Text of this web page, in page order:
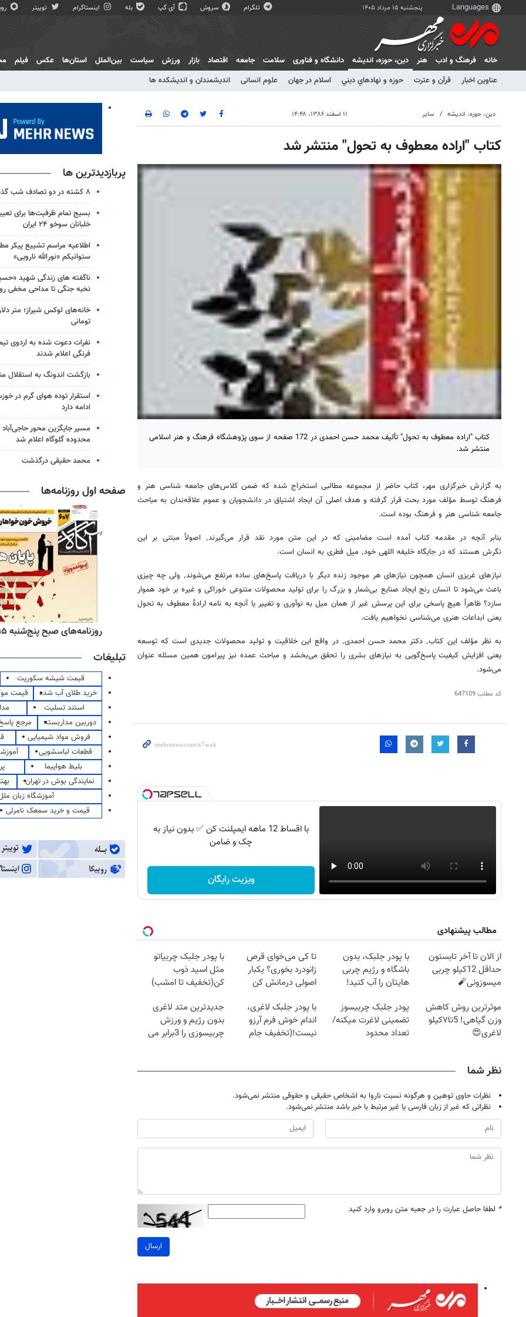
پنجشنبه ۱۵ مرداد ۱۴۰۵ تلگرام سروش آی گپ بله اینستاگرام توییتر
خانه فرهنگ و ادب هنر
دين، حوزه، انديشه
عناوین اخبار
قرآن و عترت حوزه و نهادهاي ديني اسلام در جهان علوم انسانی اندیشمندان و اندیشکده ها
دانشگاه و فناوری سلامت جامعه اقتصاد بازار ورزش سیاست بین‌الملل استان‌ها عکس فیلم
دين، حوزه، انديشه سایر ۱۱ اسفند ۱۳۸۶، ۱۴:۴۸
کتاب "اراده معطوف به تحول" منتشر شد
کتاب "اراده معطوف به تحول" تألیف محمد حسن احمدی در 172 صفحه از سوی پژوهشگاه فرهنگ و هنر اسلامی
منتشر شد.
به گزارش خبرگزاری مهر، کتاب حاضر از مجموعه مطالبی استخراج شده که ضمن کلاس‌های جامعه شناسی هنر و
فرهنگ توسط مؤلف مورد بحث قرار گرفته و هدف اصلی آن ایجاد اشتیاق در دانشجویان و عموم علاقه‌ندان به مباحث
جامعه شناسی هنر و فرهنگ بوده است.
بنابر آنچه در مقدمه کتاب آمده است مضامینی که در این متن مورد نقد قرار می‌گیرند٬ اصولاً مبتنی بر این
نگرش هستند که در جایگاه خلیفه اللهی خود٬ میل فطری به انسان است.
نیازهای غریزی انسان همچون نیازهای هر موجود زنده دیگر با دریافت پاسخ‌های ساده مرتفع می‌شوند٬ ولی چه چیزی
باعث می‌شود تا انسان رنج ایجاد صنایع بی‌شمار و بزرگ را برای تولید محصولات متنوعی خوراکی و غیره بر خود هموار
سازد؟ ظاهراً هیچ پاسخی برای این پرسش غیر از همان میل به نوآوری و تغییر یا آنچه به نامه ارادهٔ معطوف به تحول
یعنی ابداعات هنری می‌شناسی نخواهیم یافت.
به نظر مؤلف این کتاب٬ دکتر محمد حسن احمدی٬ در واقع این خلاقیت و تولید محصولات جدیدی است که توسعه
یعنی افزایش کیفیت پاسخ‌گویی به نیازهای بشری را تحقق می‌بخشد و مباحث عمده نیز پیرامون همین مسئله عنوان
می‌شود.
کد مطلب647109
با اقساط 12 ماهه ایمپلنت کن ✅ بدون نیاز به
چک و ضامن
ویزیت رایگان
مطالب پیشنهادی
از الان تا آخر تابستون
حداقل 12کیلو چربی
میسوزونی🧨
با پودر جلبک، بدون
باشگاه و رژیم چربی
هایتان را آب کنید!
تا کی می‌خوای قرص
زانودرد بخوری؟ یکبار
اصولی درمانش کن
با پودر جلبک چربیاتو
مثل اسید ذوب
کن(تخفیف تا امشب)
موثرترین روش کاهش
وزن گیاهی! 5تا۷کیلو
لاغری😍
پودر جلبک چربیسوز
تضمینی لاغرت میکنه/
تعداد محدود
با پودر جلبک لاغری،
اندام خوش فرم آرزو
نیست!(تخفیف جام
جدیدترین متد لاغری
بدون رژیم و ورزش
چربیسوزی را 3برابر می
نظر شما
نظرات حاوی توهین و هرگونه نسبت ناروا به اشخاص حقیقی و حقوقی منتشر نمی‌شود.
نظراتی که غیر از زبان فارسی یا غیر مرتبط با خبر باشد منتشر نمی‌شود.
* لطفا حاصل عبارت را در جعبه متن روبرو وارد کنید
ارسال
پربازدیدترین ها
۸ کشته در دو تصادف شب گذشته
بسیج تمام ظرفیت‌ها برای
خلبانان سوخو ۲۴ ایران
اطلاعیه مراسم تشییع پیکر
ستوانیکم «نورالله نارویی»
ناگفته های زندگی شهید
نخبه جنگی تا مداحی مخفی
خانه‌های لوکس شیراز؛ متر
تومانی
نفرات دعوت شده به اردوی
فرنگی اعلام شدند
بازگشت اندونگ به استقلال
استقرار توده هوای گرم در
ادامه دارد
مسیر جایگزین محور
محدوده گلوگاه اعلام شد
محمد حقیقی درگذشت
صفحه اول روزنامه‌ها
روزنامه‌های صبح پنج‌شنبه ۱۵ مرداد ۱۴۰۵
تبلیغات
قیمت شیشه سکوریت
خرید طلای آب شده
قیمت
استند تسلیت
دوربین مداربسته
مرجع
فروش مواد شیمیایی
قطعات لباسشویی
بلیط هواپیما
نمایندگی بوش در تهران
آموزشگاه زبان
قیمت و خرید سمعک نامرئی